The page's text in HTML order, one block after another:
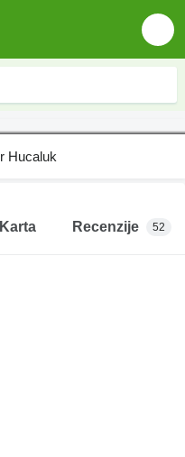
Karta Recenzije 52